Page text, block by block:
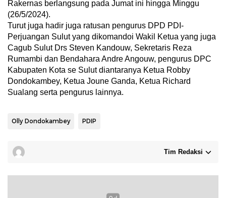
Rakernas berlangsung pada Jumat ini hingga Minggu
(26/5/2024).
Turut juga hadir juga ratusan pengurus DPD PDI-
Perjuangan Sulut yang dikomandoi Wakil Ketua yang juga
Cagub Sulut Drs Steven Kandouw, Sekretaris Reza
Rumambi dan Bendahara Andre Angouw, pengurus DPC
Kabupaten Kota se Sulut diantaranya Ketua Robby
Dondokambey, Ketua Joune Ganda, Ketua Richard
Sualang serta pengurus lainnya.
Olly Dondokambey PDIP
Tim Redaksi